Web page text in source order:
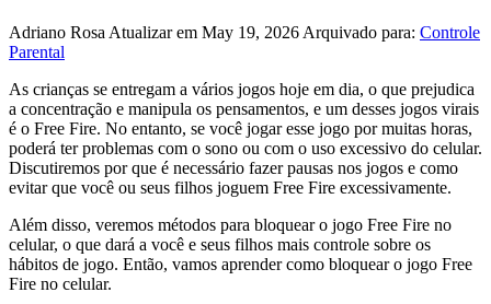
Adriano Rosa Atualizar em May 19, 2026 Arquivado para: Controle
Parental
As crianças se entregam a vários jogos hoje em dia, o que prejudica
a concentração e manipula os pensamentos, e um desses jogos virais
é o Free Fire. No entanto, se você jogar esse jogo por muitas horas,
poderá ter problemas com o sono ou com o uso excessivo do celular.
Discutiremos por que é necessário fazer pausas nos jogos e como
evitar que você ou seus filhos joguem Free Fire excessivamente.
Além disso, veremos métodos para bloquear o jogo Free Fire no
celular, o que dará a você e seus filhos mais controle sobre os
hábitos de jogo. Então, vamos aprender como bloquear o jogo Free
Fire no celular.